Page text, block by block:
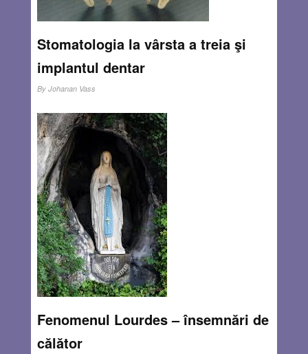
Stomatologia la vârsta a treia şi
implantul dentar
By Johanan Vass
Ce este un implant dentar? Este un sistem terapeutic care
constă în implantarea în interiorul osului a unei „rădăcini
artificiale” pe care apoi se construieşte o baza coronară –
(abutment), iar peste aceasta o lucrare protetică.Cel care
e considerat „părintele” implantologiei moderne este
medicul suedez Per Ingvar Branemark (1929-
2014).
Read more…
SEP 22, 2016
Fenomenul Lourdes – însemnări de
călător